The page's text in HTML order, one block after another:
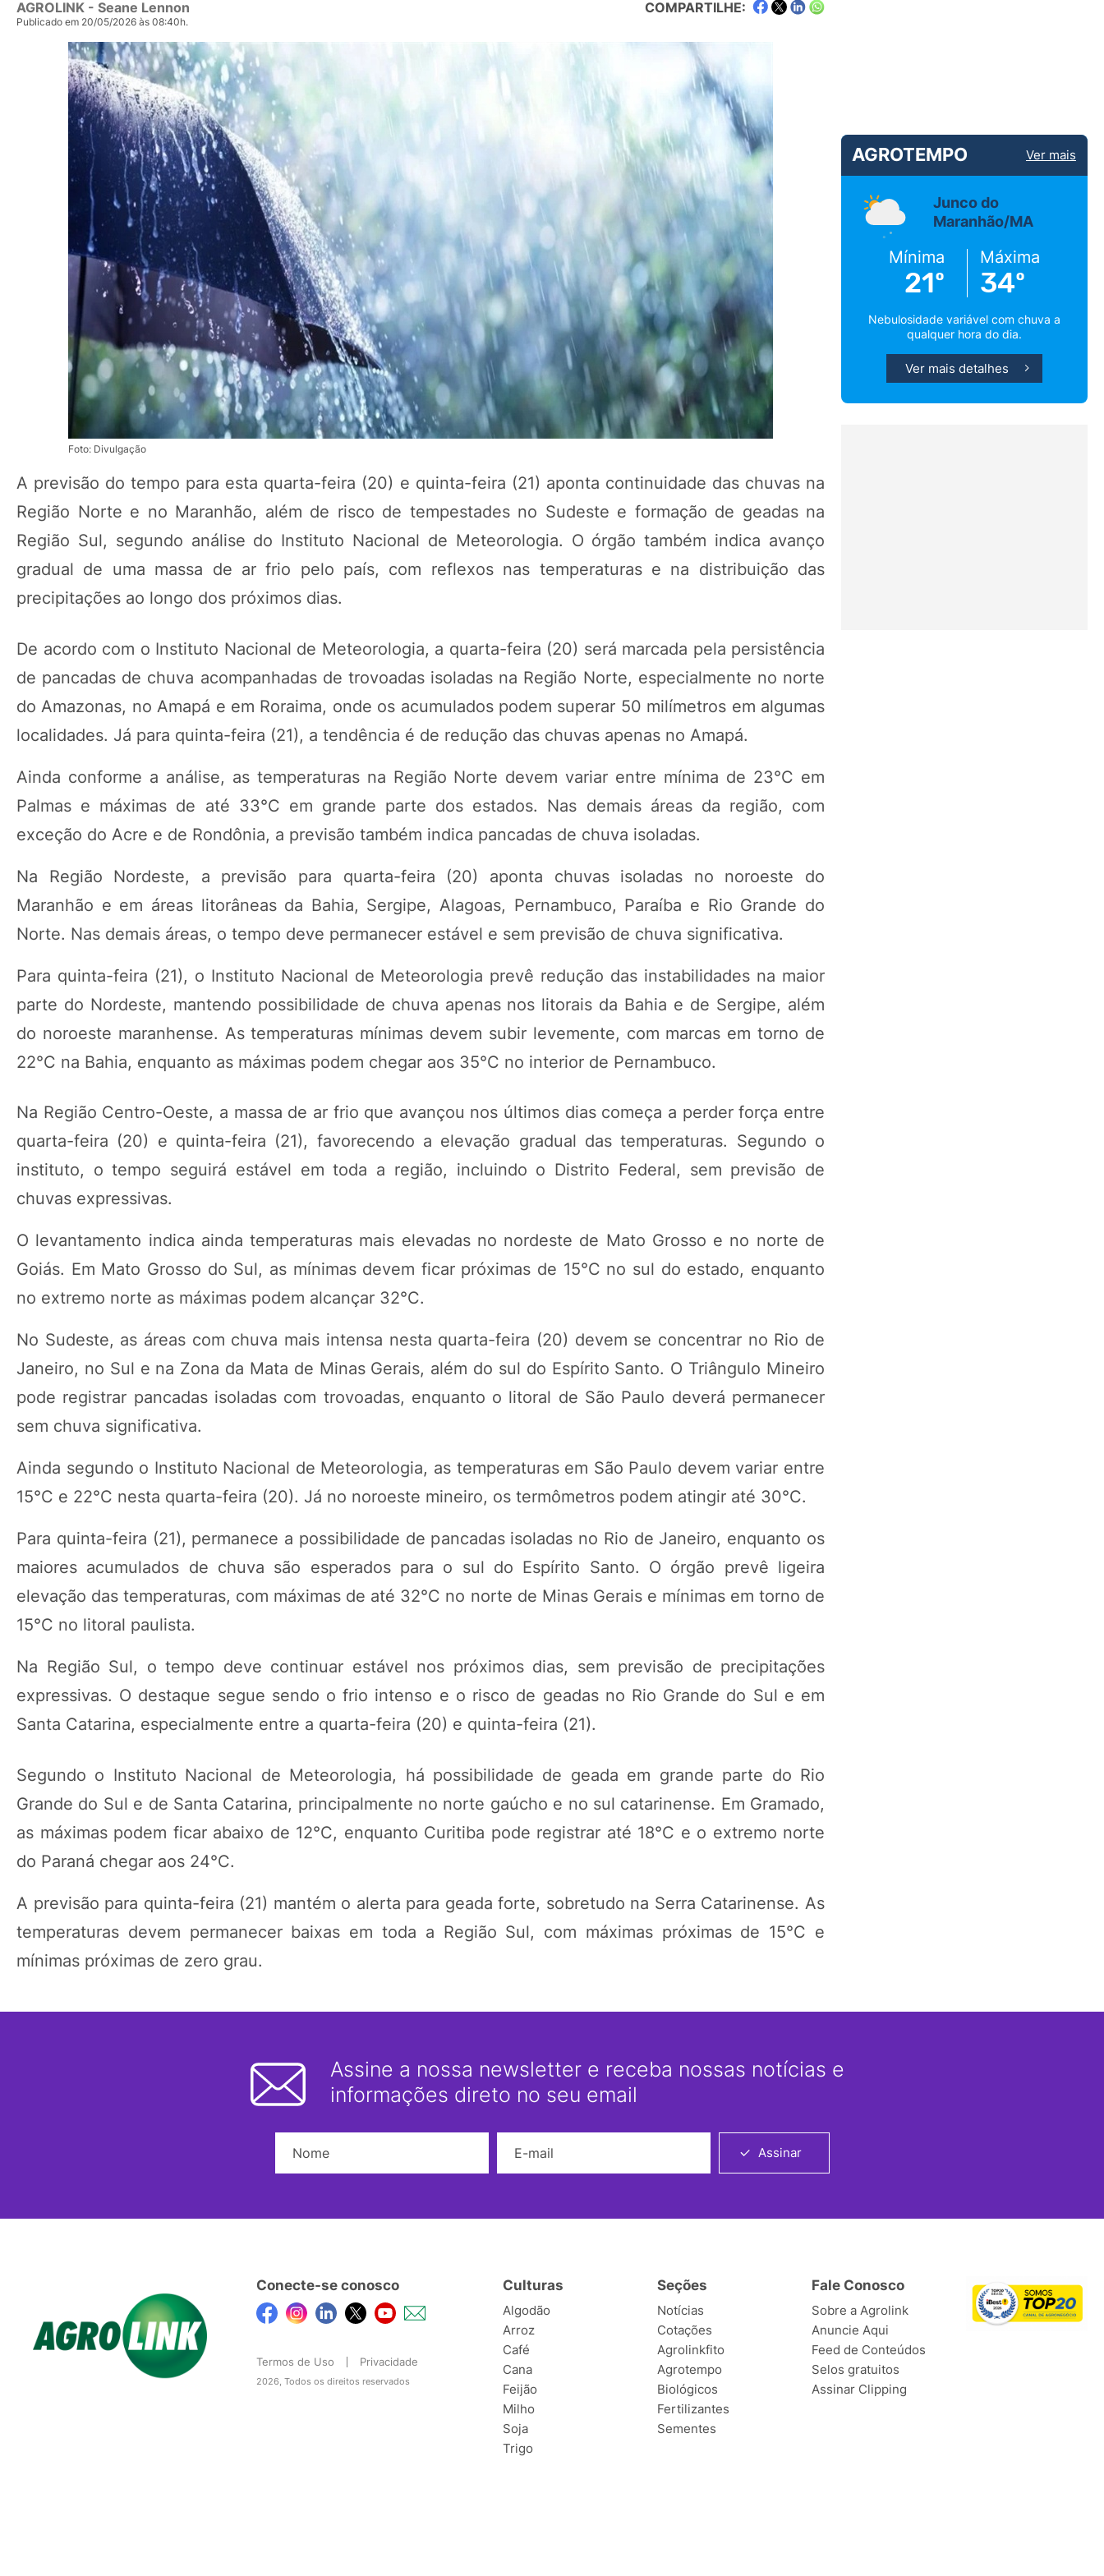
AGROLINK - Seane Lennon
Publicado em 20/05/2026 às 08:40h.
COMPARTILHE:
Foto: Divulgação
A previsão do tempo para esta quarta-feira (20) e quinta-feira (21) aponta continuidade das chuvas na
Região Norte e no Maranhão, além de risco de tempestades no Sudeste e formação de geadas na
Região Sul, segundo análise do Instituto Nacional de Meteorologia. O órgão também indica avanço
gradual de uma massa de ar frio pelo país, com reflexos nas temperaturas e na distribuição das
precipitações ao longo dos próximos dias.
De acordo com o Instituto Nacional de Meteorologia, a quarta-feira (20) será marcada pela persistência
de pancadas de chuva acompanhadas de trovoadas isoladas na Região Norte, especialmente no norte
do Amazonas, no Amapá e em Roraima, onde os acumulados podem superar 50 milímetros em algumas
localidades. Já para quinta-feira (21), a tendência é de redução das chuvas apenas no Amapá.
Ainda conforme a análise, as temperaturas na Região Norte devem variar entre mínima de 23°C em
Palmas e máximas de até 33°C em grande parte dos estados. Nas demais áreas da região, com
exceção do Acre e de Rondônia, a previsão também indica pancadas de chuva isoladas.
Na Região Nordeste, a previsão para quarta-feira (20) aponta chuvas isoladas no noroeste do
Maranhão e em áreas litorâneas da Bahia, Sergipe, Alagoas, Pernambuco, Paraíba e Rio Grande do
Norte. Nas demais áreas, o tempo deve permanecer estável e sem previsão de chuva significativa.
Para quinta-feira (21), o Instituto Nacional de Meteorologia prevê redução das instabilidades na maior
parte do Nordeste, mantendo possibilidade de chuva apenas nos litorais da Bahia e de Sergipe, além
do noroeste maranhense. As temperaturas mínimas devem subir levemente, com marcas em torno de
22°C na Bahia, enquanto as máximas podem chegar aos 35°C no interior de Pernambuco.
Na Região Centro-Oeste, a massa de ar frio que avançou nos últimos dias começa a perder força entre
quarta-feira (20) e quinta-feira (21), favorecendo a elevação gradual das temperaturas. Segundo o
instituto, o tempo seguirá estável em toda a região, incluindo o Distrito Federal, sem previsão de
chuvas expressivas.
O levantamento indica ainda temperaturas mais elevadas no nordeste de Mato Grosso e no norte de
Goiás. Em Mato Grosso do Sul, as mínimas devem ficar próximas de 15°C no sul do estado, enquanto
no extremo norte as máximas podem alcançar 32°C.
No Sudeste, as áreas com chuva mais intensa nesta quarta-feira (20) devem se concentrar no Rio de
Janeiro, no Sul e na Zona da Mata de Minas Gerais, além do sul do Espírito Santo. O Triângulo Mineiro
pode registrar pancadas isoladas com trovoadas, enquanto o litoral de São Paulo deverá permanecer
sem chuva significativa.
Ainda segundo o Instituto Nacional de Meteorologia, as temperaturas em São Paulo devem variar entre
15°C e 22°C nesta quarta-feira (20). Já no noroeste mineiro, os termômetros podem atingir até 30°C.
Para quinta-feira (21), permanece a possibilidade de pancadas isoladas no Rio de Janeiro, enquanto os
maiores acumulados de chuva são esperados para o sul do Espírito Santo. O órgão prevê ligeira
elevação das temperaturas, com máximas de até 32°C no norte de Minas Gerais e mínimas em torno de
15°C no litoral paulista.
Na Região Sul, o tempo deve continuar estável nos próximos dias, sem previsão de precipitações
expressivas. O destaque segue sendo o frio intenso e o risco de geadas no Rio Grande do Sul e em
Santa Catarina, especialmente entre a quarta-feira (20) e quinta-feira (21).
Segundo o Instituto Nacional de Meteorologia, há possibilidade de geada em grande parte do Rio
Grande do Sul e de Santa Catarina, principalmente no norte gaúcho e no sul catarinense. Em Gramado,
as máximas podem ficar abaixo de 12°C, enquanto Curitiba pode registrar até 18°C e o extremo norte
do Paraná chegar aos 24°C.
A previsão para quinta-feira (21) mantém o alerta para geada forte, sobretudo na Serra Catarinense. As
temperaturas devem permanecer baixas em toda a Região Sul, com máximas próximas de 15°C e
mínimas próximas de zero grau.
AGROTEMPO Ver mais
Junco do
Maranhão/MA
Mínima
21º
Máxima
34º
Nebulosidade variável com chuva a
qualquer hora do dia.
Ver mais detalhes
Assine a nossa newsletter e receba nossas notícias e
informações direto no seu email
Assinar
Conecte-se conosco
Termos de Uso Privacidade
2026, Todos os direitos reservados
Culturas
Algodão
Arroz
Café
Cana
Feijão
Milho
Soja
Trigo
Seções
Notícias
Cotações
Agrolinkfito
Agrotempo
Biológicos
Fertilizantes
Sementes
Fale Conosco
Sobre a Agrolink
Anuncie Aqui
Feed de Conteúdos
Selos gratuitos
Assinar Clipping